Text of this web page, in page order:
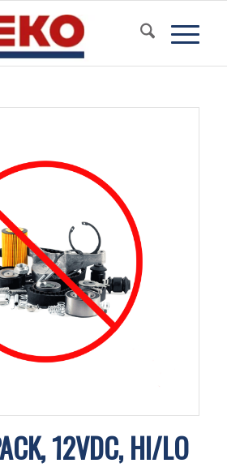
12VDC, HI/LO